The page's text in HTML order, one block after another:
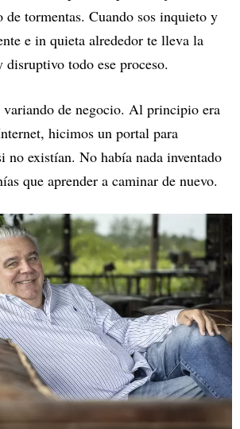
de tormentas. Cuando sos inquieto y
e in quieta alrededor te lleva la
todo ese proceso.
de negocio. Al principio era
hicimos un portal para
no existían. No había nada inventado
que aprender a caminar de nuevo.